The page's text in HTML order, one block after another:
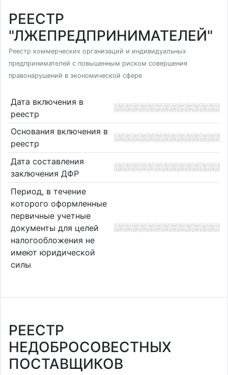
РЕЕСТР
"ЛЖЕПРЕДПРИНИМАТЕЛЕЙ"
Реестр коммерческих организаций и индивидуальных
предпринимателей с повышенным риском совершения
правонарушений в экономической сфере
Дата включения в
реестр
Основания включения в
реестр
Дата составления
заключения ДФР
Период, в течение
которого оформленные
первичные учетные
документы для целей
налогообложения не
имеют юридической
силы
РЕЕСТР
НЕДОБРОСОВЕСТНЫХ
ПОСТАВЩИКОВ